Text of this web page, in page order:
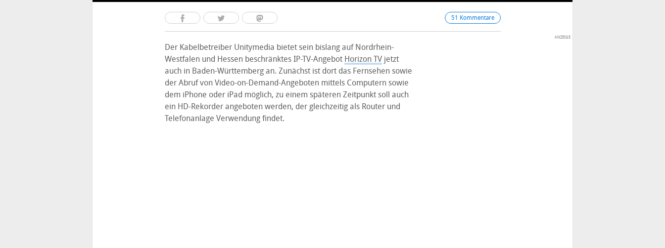
51 Kommentare
Der Kabelbetreiber Unitymedia bietet sein bislang auf Nordrhein-
Westfalen und Hessen beschränktes IP-TV-Angebot Horizon TVjetzt
auch in Baden-Württemberg an. Zunächst ist dort das Fernsehen sowie
der Abruf von Video-on-Demand-Angeboten mittels Computern sowie
dem iPhone oder iPad möglich, zu einem späteren Zeitpunkt soll auch
ein HD-Rekorder angeboten werden, der gleichzeitig als Router und
Telefonanlage Verwendung findet.